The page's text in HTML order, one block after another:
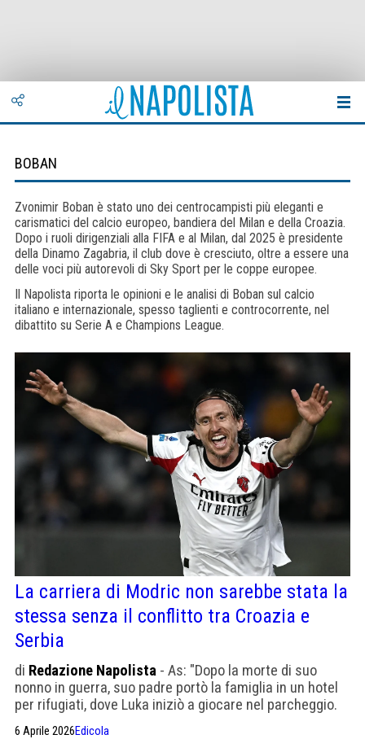
BOBAN
Zvonimir Boban è stato uno dei centrocampisti più eleganti e
carismatici del calcio europeo, bandiera del Milan e della Croazia.
Dopo i ruoli dirigenziali alla FIFA e al Milan, dal 2025 è presidente
della Dinamo Zagabria, il club dove è cresciuto, oltre a essere una
delle voci più autorevoli di Sky Sport per le coppe europee.
Il Napolista riporta le opinioni e le analisi di Boban sul calcio
italiano e internazionale, spesso taglienti e controcorrente, nel
dibattito su Serie A e Champions League.
La carriera di Modric non sarebbe stata la
stessa senza il conflitto tra Croazia e
Serbia
di Redazione Napolista - As: "Dopo la morte di suo
nonno in guerra, suo padre portò la famiglia in un hotel
per rifugiati, dove Luka iniziò a giocare nel parcheggio.
6 Aprile 2026Edicola